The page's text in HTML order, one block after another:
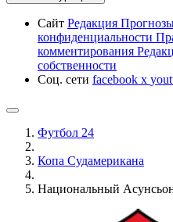
Сайт Редакция
конфиденциальности
комментирования
собственности
Соц. сети facebook x
Футбол 24
Копа Судамерикана
Национальный